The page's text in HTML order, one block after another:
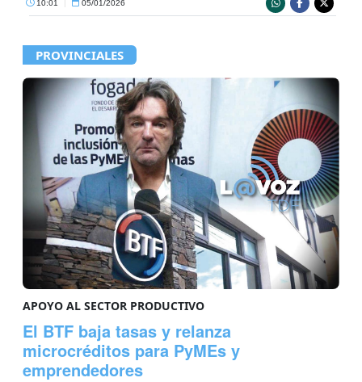
10:01 05/01/2026
PROVINCIALES
APOYO AL SECTOR PRODUCTIVO
El BTF baja tasas y relanza
microcréditos para PyMEs y
emprendedores